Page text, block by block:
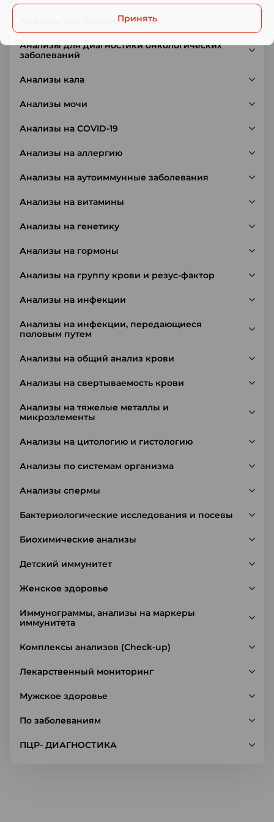
Анализы для беременных
Анализы для диагностики онкологических
заболеваний
Анализы кала
Анализы мочи
Анализы на COVID-19
Анализы на аллергию
Анализы на аутоиммунные заболевания
Анализы на витамины
Анализы на генетику
Анализы на гормоны
Анализы на группу крови и резус-фактор
Анализы на инфекции
Анализы на инфекции, передающиеся
половым путем
Анализы на общий анализ крови
Анализы на свертываемость крови
Анализы на тяжелые металлы и
микроэлементы
Анализы на цитологию и гистологию
Анализы по системам организма
Анализы спермы
Бактериологические исследования и посевы
Биохимические анализы
Детский иммунитет
Женское здоровье
Иммунограммы, анализы на маркеры
иммунитета
Комплексы анализов (Check-up)
Лекарственный мониторинг
Мужское здоровье
По заболеваниям
ПЦР- ДИАГНОСТИКА
Принять